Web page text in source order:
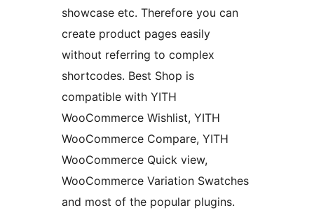
showcase etc. Therefore you can
create product pages easily
without referring to complex
shortcodes. Best Shop is
compatible with YITH
WooCommerce Wishlist, YITH
WooCommerce Compare, YITH
WooCommerce Quick view,
WooCommerce Variation Swatches
and most of the popular plugins.